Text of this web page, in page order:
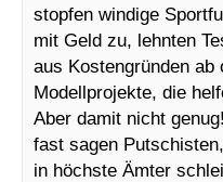
stopfen windige
mit Geld zu, lehnten
aus Kostengründen
Modellprojekte, die
Aber damit nicht
fast sagen
in höchste Ämter